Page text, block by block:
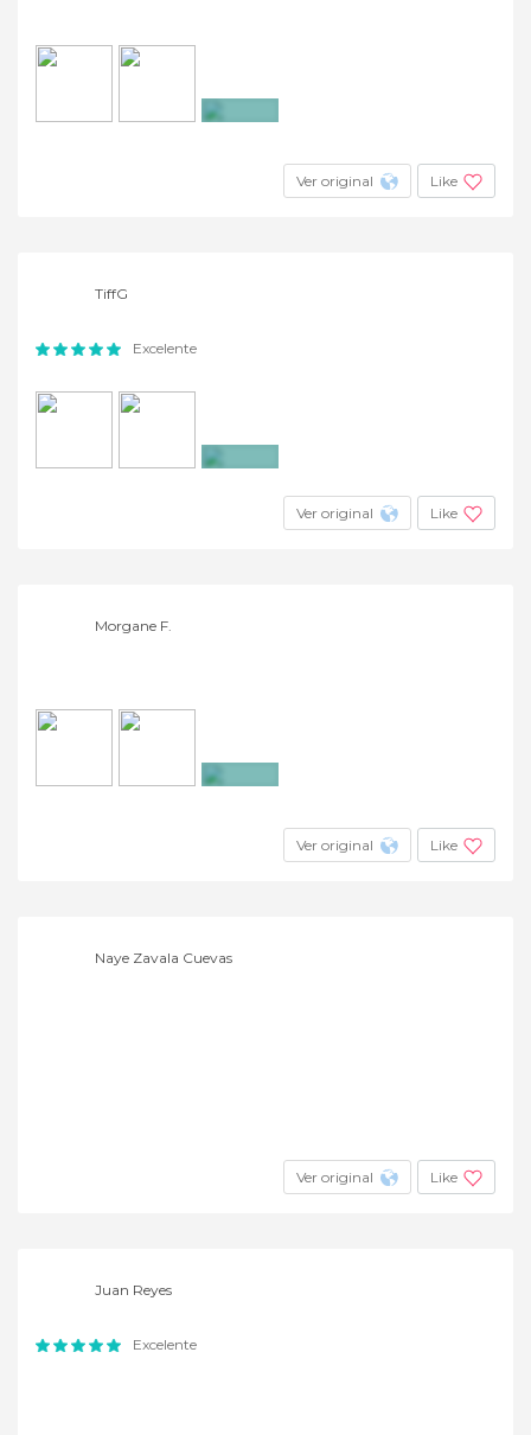
Ver original Like
TiffG
Excelente
Ver original Like
Morgane F.
Ver original Like
Naye Zavala Cuevas
Ver original Like
Juan Reyes
Excelente